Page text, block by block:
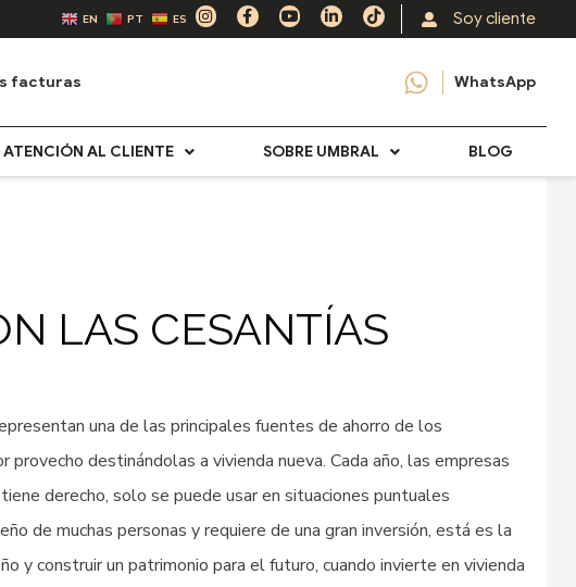
EN PT ES I
n
s
m
F
a
c
-
Y
o
u
L
i
n
-
i
n
T
i
k
Soy cliente
facturas WhatsApp
ATENCIÓN AL CLIENTE SOBRE UMBRAL BLOG
LAS CESANTÍAS
una de las principales fuentes de ahorro de los
destinándolas a vivienda nueva. Cada año, las empresas
derecho, solo se puede usar en situaciones puntuales
de muchas personas y requiere de una gran inversión, está es la
y construir un patrimonio para el futuro, cuando invierte en vivienda